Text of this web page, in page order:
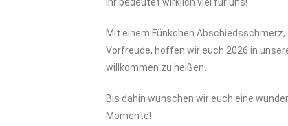
Mit einem Fünkchen
Vorfreude, hoffen wir euch 2026 in
willkommen zu heißen.
Bis dahin wünschen wir euch eine
Momente!